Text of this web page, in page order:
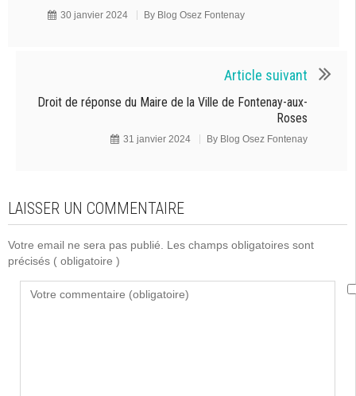
30 janvier 2024 By Blog Osez Fontenay
Article suivant
Droit de réponse du Maire de la Ville de Fontenay-aux-
Roses
31 janvier 2024 By Blog Osez Fontenay
LAISSER UN COMMENTAIRE
Votre email ne sera pas publié. Les champs obligatoires sont
précisés ( obligatoire )